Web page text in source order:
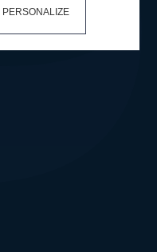
PERSONALIZE